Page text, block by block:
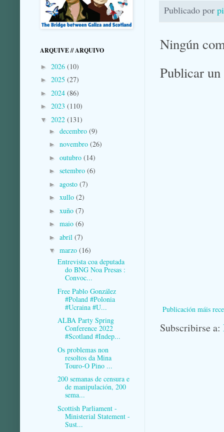
Publicado por
Ningún
Publicar
Publicación máis
Subscribirse a:
ARQUIVE // ARQUIVO
► 2026 (10)
► 2025 (27)
► 2024 (86)
► 2023 (110)
▼ 2022 (131)
► decembro (9)
► novembro (26)
► outubro (14)
► setembro (6)
► agosto (7)
► xullo (2)
► xuño (7)
► maio (6)
► abril (7)
▼ marzo (16)
Entrevista coa deputada
do BNG Noa Presas :
Convoc...
Free Pablo González
#Poland #Polonia
#Ucraina #U...
ALBA Party Spring
Conference 2022
#Scotland #Indep...
Os problemas non
resoltos da Mina
Touro-O Pino ...
200 semanas de censura e
de manipulación, 200
sema...
Scottish Parliament -
Ministerial Statement -
Sust...